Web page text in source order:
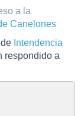
a la
Canelones
Intendencia
respondido a